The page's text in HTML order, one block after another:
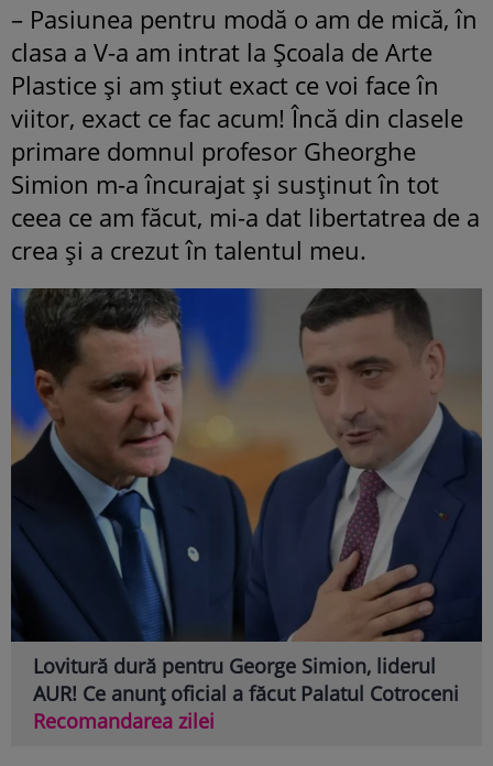
– Pasiunea pentru modă o am de mică, în
clasa a V-a am intrat la Şcoala de Arte
Plastice şi am ştiut exact ce voi face în
viitor, exact ce fac acum! Încă din clasele
primare domnul profesor Gheorghe
Simion m-a încurajat şi susţinut în tot
ceea ce am făcut, mi-a dat libertatrea de a
crea şi a crezut în talentul meu.
Lovitură dură pentru George Simion, liderul
AUR! Ce anunț oficial a făcut Palatul Cotroceni
Recomandarea zilei